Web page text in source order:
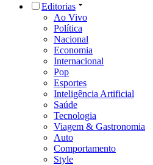
Editorias
Ao Vivo
Política
Nacional
Economia
Internacional
Pop
Esportes
Inteligência Artificial
Saúde
Tecnologia
Viagem & Gastronomia
Auto
Comportamento
Style